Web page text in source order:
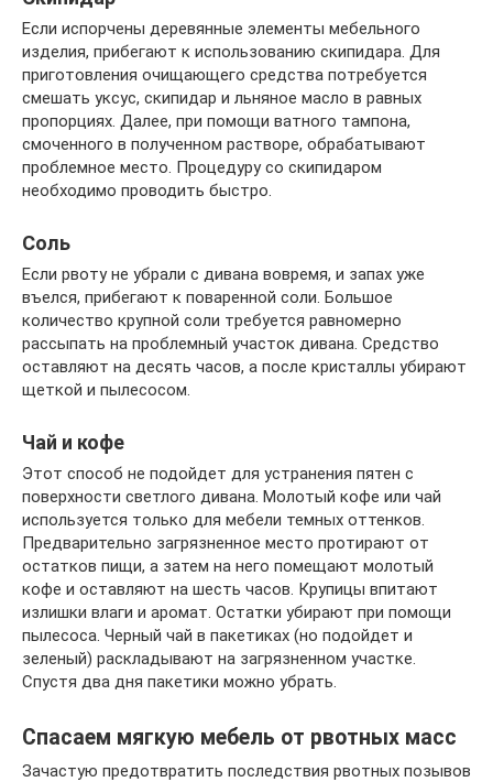
Если испорчены деревянные элементы мебельного
изделия, прибегают к использованию скипидара. Для
приготовления очищающего средства потребуется
смешать уксус, скипидар и льняное масло в равных
пропорциях. Далее, при помощи ватного тампона,
смоченного в полученном растворе, обрабатывают
проблемное место. Процедуру со скипидаром
необходимо проводить быстро.
Соль
Если рвоту не убрали с дивана вовремя, и запах уже
въелся, прибегают к поваренной соли. Большое
количество крупной соли требуется равномерно
рассыпать на проблемный участок дивана. Средство
оставляют на десять часов, а после кристаллы убирают
щеткой и пылесосом.
Чай и кофе
Этот способ не подойдет для устранения пятен с
поверхности светлого дивана. Молотый кофе или чай
используется только для мебели темных оттенков.
Предварительно загрязненное место протирают от
остатков пищи, а затем на него помещают молотый
кофе и оставляют на шесть часов. Крупицы впитают
излишки влаги и аромат. Остатки убирают при помощи
пылесоса. Черный чай в пакетиках (но подойдет и
зеленый) раскладывают на загрязненном участке.
Спустя два дня пакетики можно убрать.
Спасаем мягкую мебель от рвотных масс
Зачастую предотвратить последствия рвотных позывов